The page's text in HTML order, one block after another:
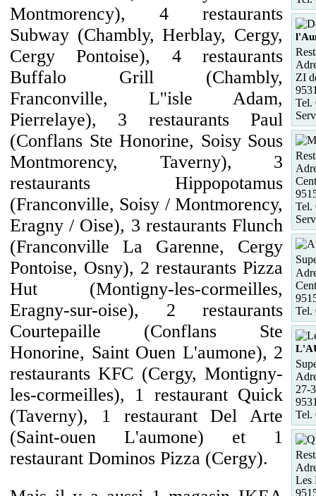
Montmorency), 4 restaurants
Subway (Chambly, Herblay, Cergy,
Cergy Pontoise), 4 restaurants
Buffalo Grill (Chambly,
Franconville, L''isle Adam,
Pierrelaye), 3 restaurants Paul
(Conflans Ste Honorine, Soisy Sous
Montmorency, Taverny), 3
restaurants Hippopotamus
(Franconville, Soisy / Montmorency,
Eragny / Oise), 3 restaurants Flunch
(Franconville La Garenne, Cergy
Pontoise, Osny), 2 restaurants Pizza
Hut (Montigny-les-cormeilles,
Eragny-sur-oise), 2 restaurants
Courtepaille (Conflans Ste
Honorine, Saint Ouen L'aumone), 2
restaurants KFC (Cergy, Montigny-
les-cormeilles), 1 restaurant Quick
(Taverny), 1 restaurant Del Arte
(Saint-ouen L'aumone) et 1
restaurant Dominos Pizza (Cergy).
ZI
Tel.
Tel.
Tel.
27-
Tel.
Les